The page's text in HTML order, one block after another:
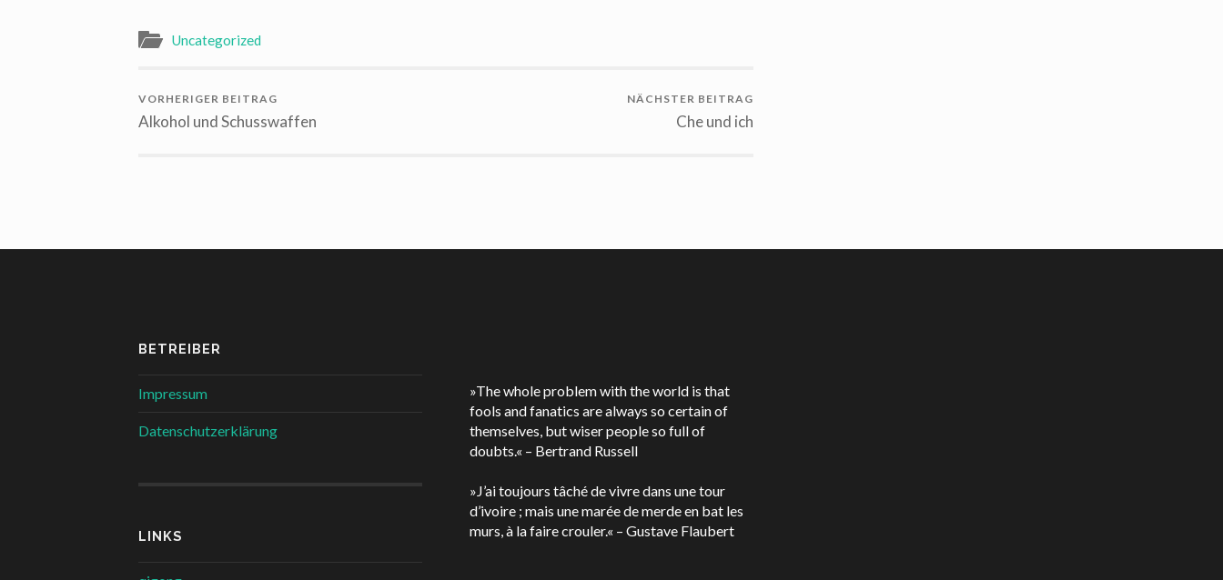
Uncategorized
VORHERIGER BEITRAG
Alkohol und Schusswaffen
NÄCHSTER BEITRAG
Che und ich
BETREIBER
Impressum
Datenschutzerklärung
LINKS
»The whole problem with the world is that
fools and fanatics are always so certain of
themselves, but wiser people so full of
doubts.« – Bertrand Russell
»J’ai toujours tâché de vivre dans une tour
d’ivoire ; mais une marée de merde en bat les
murs, à la faire crouler.« – Gustave Flaubert